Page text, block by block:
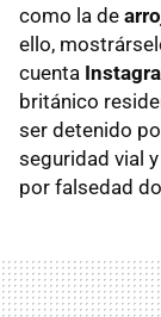
como la de
ello,
cuenta
británico
ser detenido
seguridad vial
por falsedad